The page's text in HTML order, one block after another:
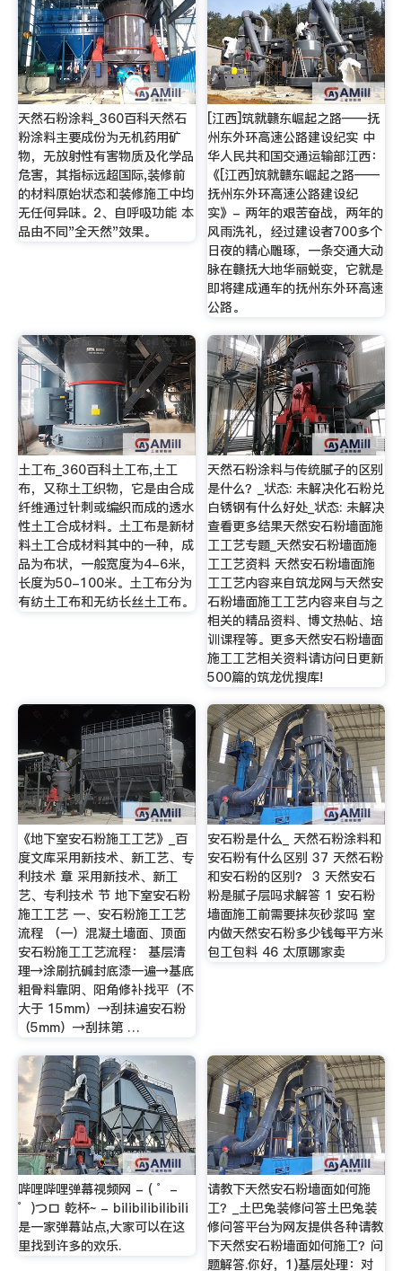
天然石粉涂料_360百科天然石
粉涂料主要成份为无机药用矿
物，无放射性有害物质及化学品
危害，其指标远超国际,装修前
的材料原始状态和装修施工中均
无任何异味。2、自呼吸功能 本
品由不同"全天然"效果。
[江西]筑就赣东崛起之路——抚
州东外环高速公路建设纪实 中
华人民共和国交通运输部江西：
《[江西]筑就赣东崛起之路——
抚州东外环高速公路建设纪
实》- 两年的艰苦奋战，两年的
风雨洗礼，经过建设者700多个
日夜的精心雕琢，一条交通大动
脉在赣抚大地华丽蜕变，它就是
即将建成通车的抚州东外环高速
公路。
土工布_360百科土工布,土工
布，又称土工织物，它是由合成
纤维通过针刺或编织而成的透水
性土工合成材料。土工布是新材
料土工合成材料其中的一种，成
品为布状，一般宽度为4-6米，
长度为50-100米。土工布分为
有纺土工布和无纺长丝土工布。
天然石粉涂料与传统腻子的区别
是什么？_状态: 未解决化石粉兑
白锈钢有什么好处_状态: 未解决
查看更多结果天然安石粉墙面施
工工艺专题_天然安石粉墙面施
工工艺资料 天然安石粉墙面施
工工艺内容来自筑龙网与天然安
石粉墙面施工工艺内容来自与之
相关的精品资料、博文热帖、培
训课程等。更多天然安石粉墙面
施工工艺相关资料请访问日更新
500篇的筑龙优搜库!
《地下室安石粉施工工艺》_百
度文库采用新技术、新工艺、专
利技术 章 采用新技术、新工
艺、专利技术 节 地下室安石粉
施工工艺 一、安石粉施工工艺
流程 （一）混凝土墙面、顶面
安石粉施工工艺流程： 基层清
理→涂刷抗碱封底漆一遍→基底
粗骨料靠阴、阳角修补找平（不
大于 15mm）→刮抹遍安石粉
（5mm）→刮抹第 …
安石粉是什么_ 天然石粉涂料和
安石粉有什么区别 37 天然石粉
和安石粉的区别？ 3 天然安石
粉是腻子层吗求解答 1 安石粉
墙面施工前需要抹灰砂浆吗 室
内做天然安石粉多少钱每平方米
包工包料 46 太原哪家卖
哔哩哔哩弹幕视频网 - ( ゜-
゜)つロ 乾杯~ - bilibilibilibili
是一家弹幕站点,大家可以在这
里找到许多的欢乐.
请教下天然安石粉墙面如何施
工？_土巴兔装修问答土巴兔装
修问答平台为网友提供各种请教
下天然安石粉墙面如何施工？问
题解答.你好，1)基层处理：对